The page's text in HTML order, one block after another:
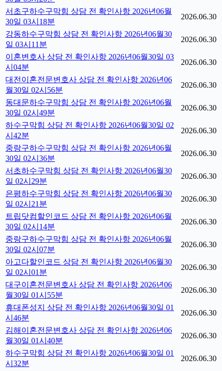
서초구하수구막힘 상담 전 확인사항 2026년06월
30일 03시18분
2026.06.30
강동하수구막힘 상담 전 확인사항 2026년06월30
일 03시11분
2026.06.30
이혼변호사 상담 전 확인사항 2026년06월30일 03
시04분
2026.06.30
대전이혼전문변호사 상담 전 확인사항 2026년06
월30일 02시56분
2026.06.30
동대문하수구막힘 상담 전 확인사항 2026년06월
30일 02시49분
2026.06.30
하수구막힘 상담 전 확인사항 2026년06월30일 02
시42분
2026.06.30
중랑구하수구막힘 상담 전 확인사항 2026년06월
30일 02시36분
2026.06.30
서초하수구막힘 상담 전 확인사항 2026년06월30
일 02시29분
2026.06.30
은평하수구막힘 상담 전 확인사항 2026년06월30
일 02시21분
2026.06.30
트립닷컴할인코드 상담 전 확인사항 2026년06월
30일 02시14분
2026.06.30
중랑구하수구막힘 상담 전 확인사항 2026년06월
30일 02시07분
2026.06.30
아고다할인코드 상담 전 확인사항 2026년06월30
일 02시01분
2026.06.30
대구이혼전문변호사 상담 전 확인사항 2026년06
월30일 01시55분
2026.06.30
휴대폰성지 상담 전 확인사항 2026년06월30일 01
시46분
2026.06.30
김해이혼전문변호사 상담 전 확인사항 2026년06
월30일 01시40분
2026.06.30
하수구막힘 상담 전 확인사항 2026년06월30일 01
시32분
2026.06.30